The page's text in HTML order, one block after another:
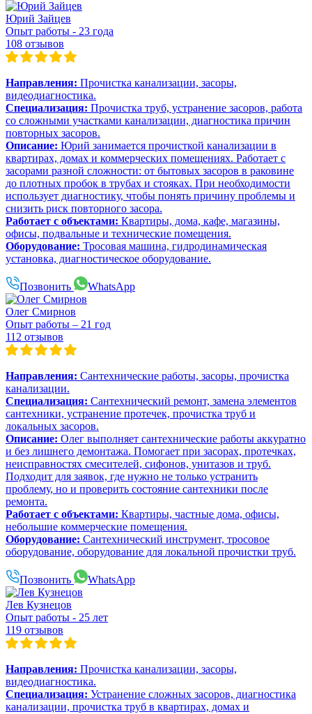
Юрий Зайцев
Опыт работы - 23 года
108 отзывов
Направления: Прочистка канализации, засоры,
видеодиагностика.
Специализация: Прочистка труб, устранение засоров, работа
со сложными участками канализации, диагностика причин
повторных засоров.
Описание: Юрий занимается прочисткой канализации в
квартирах, домах и коммерческих помещениях. Работает с
засорами разной сложности: от бытовых засоров в раковине
до плотных пробок в трубах и стояках. При необходимости
использует диагностику, чтобы понять причину проблемы и
снизить риск повторного засора.
Работает с объектами: Квартиры, дома, кафе, магазины,
офисы, подвальные и технические помещения.
Оборудование: Тросовая машина, гидродинамическая
установка, диагностическое оборудование.
Позвонить WhatsApp
Олег Смирнов
Опыт работы – 21 год
112 отзывов
Направления: Сантехнические работы, засоры, прочистка
канализации.
Специализация: Сантехнический ремонт, замена элементов
сантехники, устранение протечек, прочистка труб и
локальных засоров.
Описание: Олег выполняет сантехнические работы аккуратно
и без лишнего демонтажа. Помогает при засорах, протечках,
неисправностях смесителей, сифонов, унитазов и труб.
Подходит для заявок, где нужно не только устранить
проблему, но и проверить состояние сантехники после
ремонта.
Работает с объектами: Квартиры, частные дома, офисы,
небольшие коммерческие помещения.
Оборудование: Сантехнический инструмент, тросовое
оборудование, оборудование для локальной прочистки труб.
Позвонить WhatsApp
Лев Кузнецов
Опыт работы - 25 лет
119 отзывов
Направления: Прочистка канализации, засоры,
видеодиагностика.
Специализация: Устранение сложных засоров, диагностика
канализации, прочистка труб в квартирах, домах и